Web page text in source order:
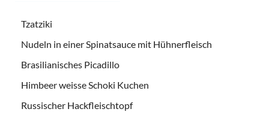
Tzatziki
Nudeln in einer Spinatsauce mit Hühnerfleisch
Brasilianisches Picadillo
Himbeer weisse Schoki Kuchen
Russischer Hackfleischtopf